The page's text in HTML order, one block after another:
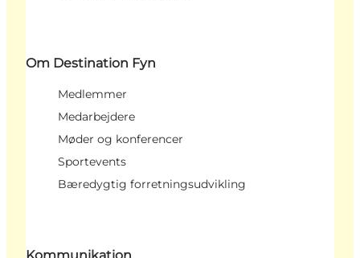
Om Destination Fyn
Medlemmer
Medarbejdere
Møder og konferencer
Sportevents
Bæredygtig forretningsudvikling